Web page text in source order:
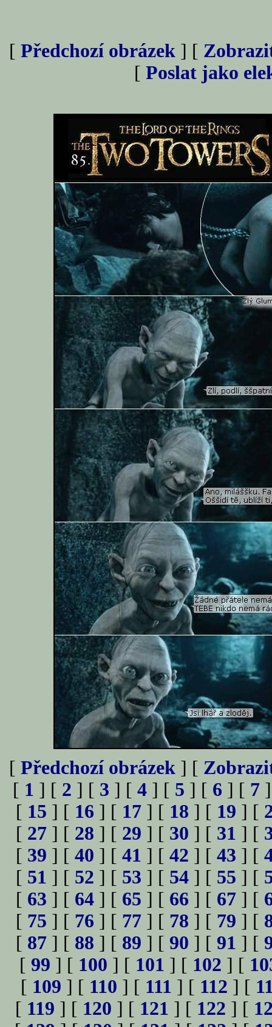
[ Předchozí obrázek ] [
[ Poslat jako
[ Předchozí obrázek ] [
[ 1 ] [ 2 ] [ 3 ] [ 4 ] [ 5 ] [ 6 ] [ 7
[ 15 ] [ 16 ] [ 17 ] [ 18 ] [ 19 ] [
[ 27 ] [ 28 ] [ 29 ] [ 30 ] [ 31 ] [
[ 39 ] [ 40 ] [ 41 ] [ 42 ] [ 43 ] [
[ 51 ] [ 52 ] [ 53 ] [ 54 ] [ 55 ] [
[ 63 ] [ 64 ] [ 65 ] [ 66 ] [ 67 ] [
[ 75 ] [ 76 ] [ 77 ] [ 78 ] [ 79 ] [
[ 87 ] [ 88 ] [ 89 ] [ 90 ] [ 91 ] [
[ 99 ] [ 100 ] [ 101 ] [ 102 ] [
[ 109 ] [ 110 ] [ 111 ] [ 112 ] [
[ 119 ] [ 120 ] [ 121 ] [ 122 ] [